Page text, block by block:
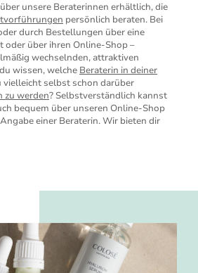
unsere Beraterinnen erhältlich, die
persönlich beraten. Bei
durch Bestellungen über eine
oder über ihren Online-Shop –
wechselnden, attraktiven
wissen, welche Beraterin in deiner
vielleicht selbst schon darüber
zu werden? Selbstverständlich kannst
bequem über unseren Online-Shop
einer Beraterin. Wir bieten dir